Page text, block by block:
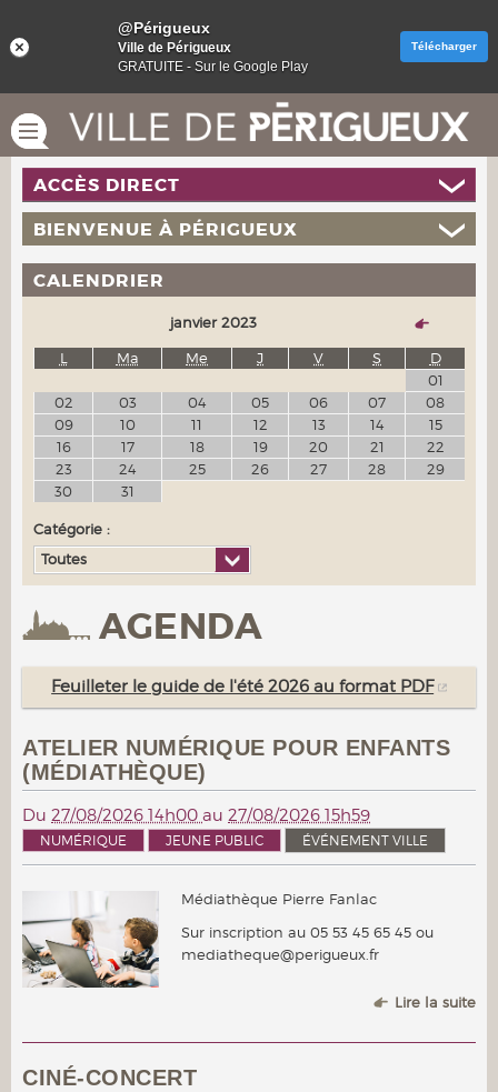
AGENDA
Feuilleter le guide de l'été 2026 au format PDF
ATELIER NUMÉRIQUE POUR ENFANTS
(MÉDIATHÈQUE)
Du 27/08/2026 14h00 au 27/08/2026 15h59
NUMÉRIQUE JEUNE PUBLIC ÉVÉNEMENT VILLE
Médiathèque Pierre Fanlac
Sur inscription au 05 53 45 65 45 ou
mediatheque@perigueux.fr
Lire la suite
CINÉ-CONCERT
ACCÈS DIRECT
BIENVENUE À PÉRIGUEUX
CALENDRIER
janvier 2023
L
Ma Me J V S
D
01
02
03 04 05 06 07
08
09
10 11 12 13 14
15
16
17 18 19 20 21
22
23
24 25 26 27 28
29
30
31
Catégorie :
Toutes
@Périgueux
Ville de Périgueux
GRATUITE - Sur le Google Play
Télécharger